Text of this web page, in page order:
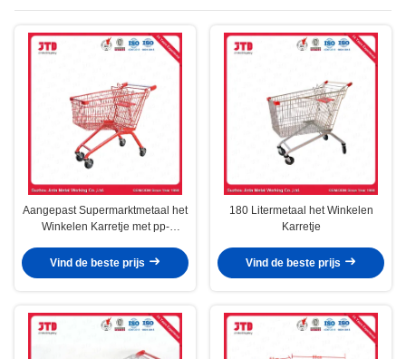
Aangepast Supermarktmetaal het
Winkelen Karretje met pp-
Vind de beste prijs
180 Litermetaal het Winkelen
Karretje
Vind de beste prijs